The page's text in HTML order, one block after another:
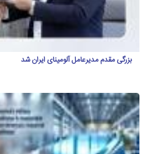
بزرگی مقدم مدیرعامل آلومینای ایران شد